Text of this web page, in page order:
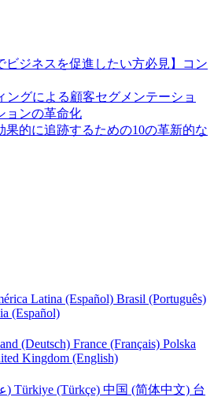
ビジネスを促進したい方必見】コン
ングによる顧客セグメンテーショ
ョンの革命化
果的に追跡するための10の革新的な
Latina (Español) Brasil (Português)
(Español)
(Deutsch) France (Français) Polska
Kingdom (English)
UAE (عربي) Türkiye (Türkçe) 中国 (简体中文) 台